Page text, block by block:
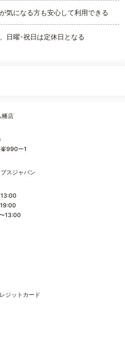
気になる方も安心して利用できる
日曜･祝日は定休日となる
幡店
990ー1
スジャパン
13:00
ジットカード